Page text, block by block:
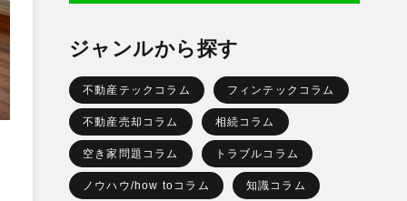
ジャンルから探す
不動産テックコラム フィンテックコラム
不動産売却コラム 相続コラム
空き家問題コラム トラブルコラム
ノウハウ/how toコラム 知識コラム